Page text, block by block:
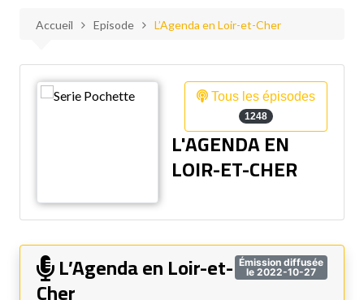
Accueil Episode L’Agenda en Loir-et-Cher
Tous les épisodes
1248
L'AGENDA EN
LOIR-ET-CHER
Émission diffusée
le 2022-10-27
L’Agenda en Loir-et-